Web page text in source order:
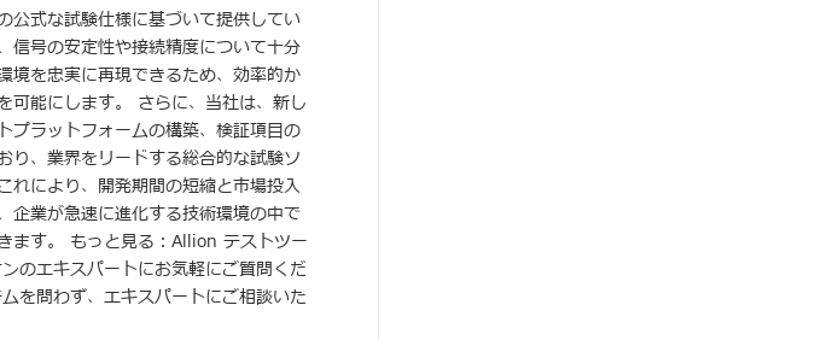
公式な試験仕様に基づいて提供してい
信号の安定性や接続精度について十分
境を忠実に再現できるため、効率的か
可能にします。 さらに、当社は、新し
プラットフォームの構築、検証項目の
り、業界をリードする総合的な試験ソ
れにより、開発期間の短縮と市場投入
企業が急速に進化する技術環境の中で
ます。 もっと見る：Allion テストツー
のエキスパートにお気軽にご質問くだ
を問わず、エキスパートにご相談いた